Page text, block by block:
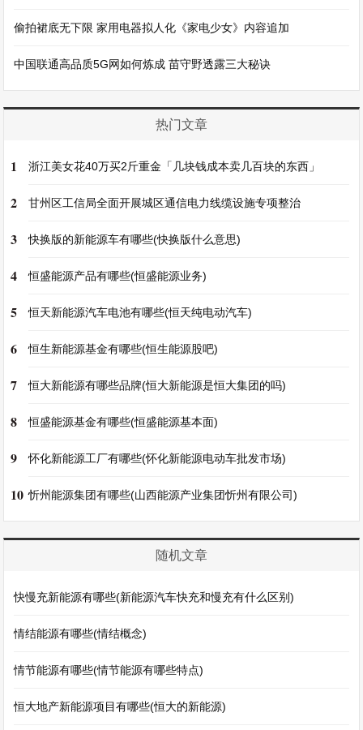
偷拍裙底无下限 家用电器拟人化《家电少女》内容追加
中国联通高品质5G网如何炼成 苗守野透露三大秘诀
热门文章
1 浙江美女花40万买2斤重金「几块钱成本卖几百块的东西」
2 甘州区工信局全面开展城区通信电力线缆设施专项整治
3 快换版的新能源车有哪些(快换版什么意思)
4 恒盛能源产品有哪些(恒盛能源业务)
5 恒天新能源汽车电池有哪些(恒天纯电动汽车)
6 恒生新能源基金有哪些(恒生能源股吧)
7 恒大新能源有哪些品牌(恒大新能源是恒大集团的吗)
8 恒盛能源基金有哪些(恒盛能源基本面)
9 怀化新能源工厂有哪些(怀化新能源电动车批发市场)
10 忻州能源集团有哪些(山西能源产业集团忻州有限公司)
随机文章
快慢充新能源有哪些(新能源汽车快充和慢充有什么区别)
情结能源有哪些(情结概念)
情节能源有哪些(情节能源有哪些特点)
恒大地产新能源项目有哪些(恒大的新能源)